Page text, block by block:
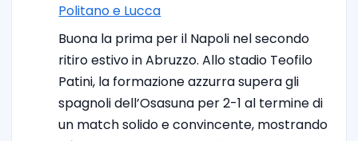
Politano e Lucca
Buona la prima per il Napoli nel secondo
ritiro estivo in Abruzzo. Allo stadio Teofilo
Patini, la formazione azzurra supera gli
spagnoli dell’Osasuna per 2-1 al termine di
un match solido e convincente, mostrando